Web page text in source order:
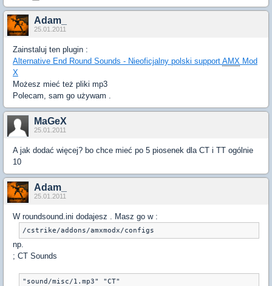
Adam_
25.01.2011
Zainstaluj ten plugin :
Alternative End Round Sounds - Nieoficjalny polski support AMX Mod
X
Możesz mieć też pliki mp3
Polecam, sam go używam .
MaGeX
25.01.2011
A jak dodać więcej? bo chce mieć po 5 piosenek dla CT i TT ogólnie
10
Adam_
25.01.2011
W roundsound.ini dodajesz . Masz go w :
/cstrike/addons/amxmodx/configs
np.
; CT Sounds
"sound/misc/1.mp3" "CT"